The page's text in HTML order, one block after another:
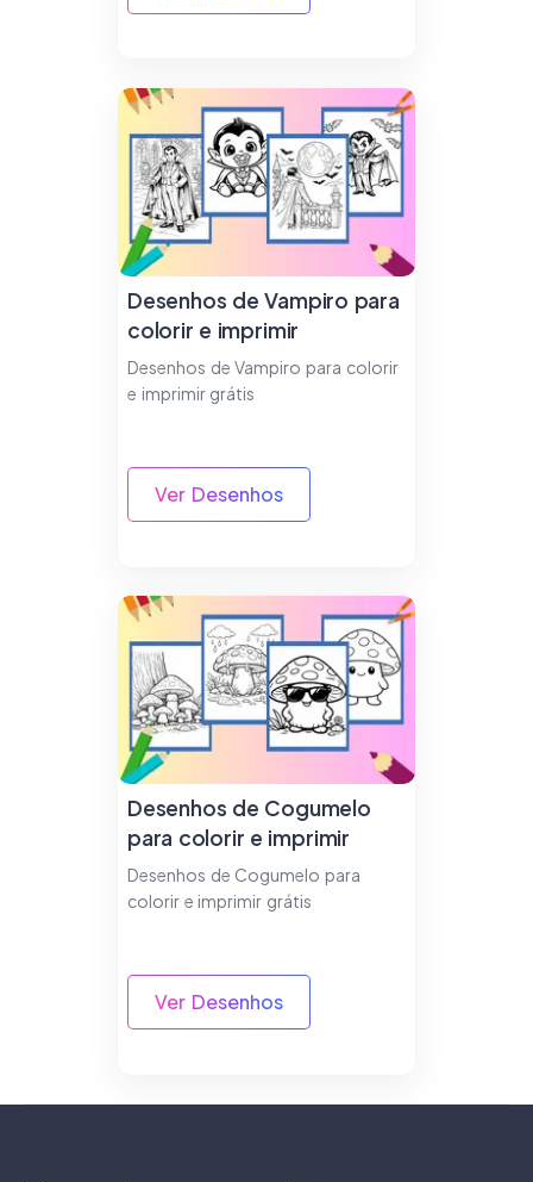
Desenhos de Vampiro para
colorir e imprimir
Desenhos de Vampiro para colorir
e imprimir grátis
Ver Desenhos
Desenhos de Cogumelo
para colorir e imprimir
Desenhos de Cogumelo para
colorir e imprimir grátis
Ver Desenhos